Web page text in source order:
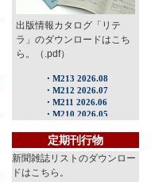
出版情報カタログ「リテ
ラ」のダウンロードはこち
ら。（.pdf）
定期刊行物
新聞雑誌リストのダウンロー
ドはこちら。